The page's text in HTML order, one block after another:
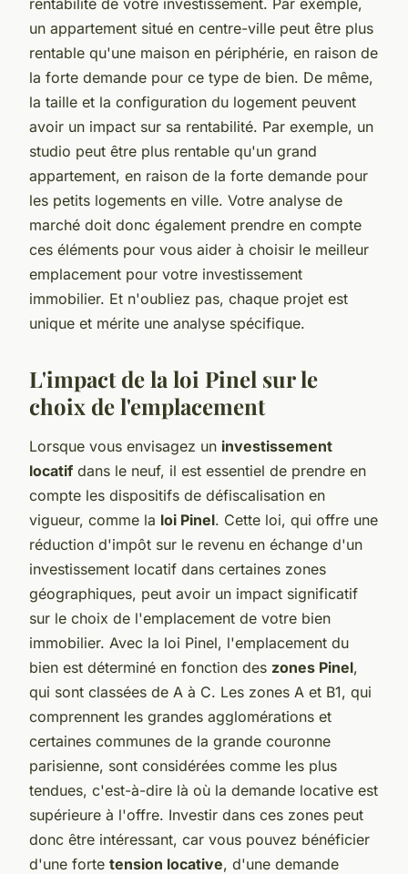
un appartement situé en centre-ville peut être plus
rentable qu'une maison en périphérie, en raison de
la forte demande pour ce type de bien. De même,
la taille et la configuration du logement peuvent
avoir un impact sur sa rentabilité. Par exemple, un
studio peut être plus rentable qu'un grand
appartement, en raison de la forte demande pour
les petits logements en ville. Votre analyse de
marché doit donc également prendre en compte
ces éléments pour vous aider à choisir le meilleur
emplacement pour votre investissement
immobilier. Et n'oubliez pas, chaque projet est
unique et mérite une analyse spécifique.
L'impact de la loi Pinel sur le
choix de l'emplacement
Lorsque vous envisagez un investissement
locatif dans le neuf, il est essentiel de prendre en
compte les dispositifs de défiscalisation en
vigueur, comme la loi Pinel. Cette loi, qui offre une
réduction d'impôt sur le revenu en échange d'un
investissement locatif dans certaines zones
géographiques, peut avoir un impact significatif
sur le choix de l'emplacement de votre bien
immobilier. Avec la loi Pinel, l'emplacement du
bien est déterminé en fonction des zones Pinel,
qui sont classées de A à C. Les zones A et B1, qui
comprennent les grandes agglomérations et
certaines communes de la grande couronne
parisienne, sont considérées comme les plus
tendues, c'est-à-dire là où la demande locative est
supérieure à l'offre. Investir dans ces zones peut
donc être intéressant, car vous pouvez bénéficier
d'une forte tension locative, d'une demande